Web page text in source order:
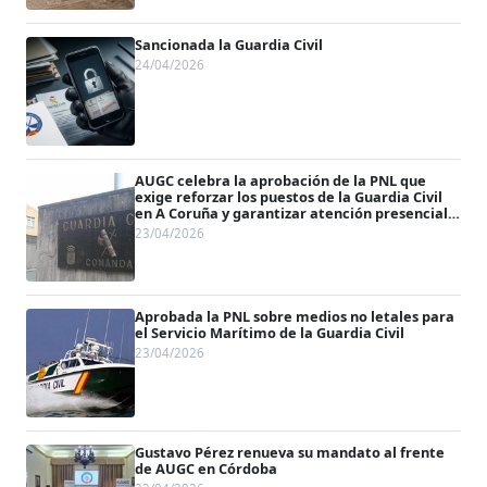
Sancionada la Guardia Civil
24/04/2026
AUGC celebra la aprobación de la PNL que
exige reforzar los puestos de la Guardia Civil
en A Coruña y garantizar atención presencial
24 horas
23/04/2026
Aprobada la PNL sobre medios no letales para
el Servicio Marítimo de la Guardia Civil
23/04/2026
Gustavo Pérez renueva su mandato al frente
de AUGC en Córdoba